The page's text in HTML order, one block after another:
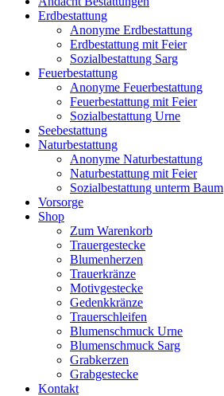
Erdbestattung
Anonyme Erdbestattung
Erdbestattung mit Feier
Sozialbestattung Sarg
Feuerbestattung
Anonyme Feuerbestattung
Feuerbestattung mit Feier
Sozialbestattung Urne
Seebestattung
Naturbestattung
Anonyme Naturbestattung
Naturbestattung mit Feier
Sozialbestattung unterm Baum
Vorsorge
Shop
Zum Warenkorb
Trauergestecke
Blumenherzen
Trauerkränze
Motivgestecke
Gedenkkränze
Trauerschleifen
Blumenschmuck Urne
Blumenschmuck Sarg
Grabkerzen
Grabgestecke
Kontakt